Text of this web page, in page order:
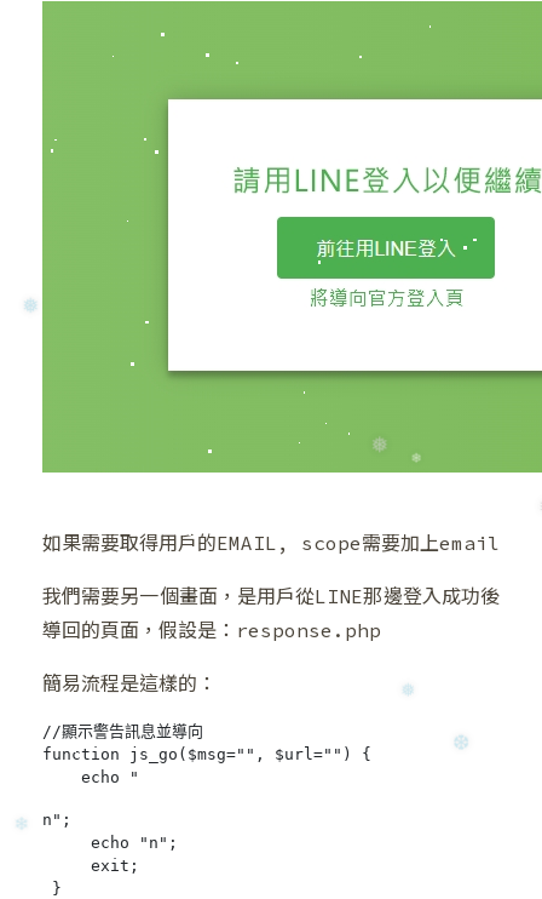
如果需要取得用戶的EMAIL, scope需要加上email
我們需要另一個畫面，是用戶從LINE那邊登入成功後
導回的頁面，假設是：response.php
簡易流程是這樣的：
//顯示警告訊息並導向
function js_go($msg="", $url="") {
    echo "
n";
     echo "
n";
     exit;
}